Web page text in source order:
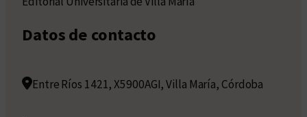
Datos de contacto
Entre Ríos 1421, X5900AGI, Villa María, Córdoba